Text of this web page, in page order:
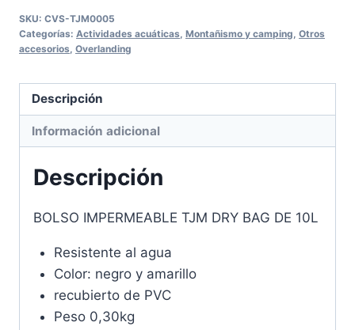
SKU: CVS-TJM0005
Categorías: Actividades acuáticas Montañismo y camping Otros
accesorios Overlanding
Descripción
Información adicional
Descripción
BOLSO IMPERMEABLE TJM DRY BAG DE 10L
Resistente al agua
Color: negro y amarillo
recubierto de PVC
Peso 0,30kg